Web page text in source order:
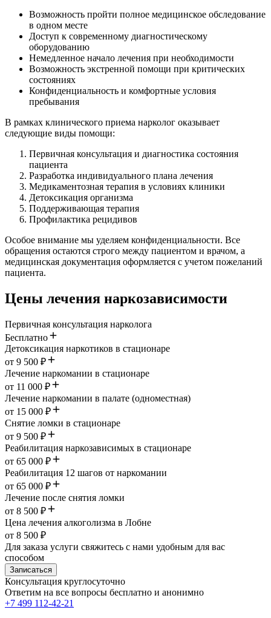
Возможность пройти полное медицинское обследование
в одном месте
Доступ к современному диагностическому
оборудованию
Немедленное начало лечения при необходимости
Возможность экстренной помощи при критических
состояниях
Конфиденциальность и комфортные условия
пребывания
В рамках клинического приема нарколог оказывает
следующие виды помощи:
Первичная консультация и диагностика состояния
пациента
Разработка индивидуального плана лечения
Медикаментозная терапия в условиях клиники
Детоксикация организма
Поддерживающая терапия
Профилактика рецидивов
Особое внимание мы уделяем конфиденциальности. Все
обращения остаются строго между пациентом и врачом, а
медицинская документация оформляется с учетом пожеланий
пациента.
Цены лечения наркозависимости
Первичная консультация нарколога
Бесплатно
Детоксикация наркотиков в стационаре
от 9 500 ₽
Лечение наркомании в стационаре
от 11 000 ₽
Лечение наркомании в палате (одноместная)
от 15 000 ₽
Снятие ломки в стационаре
от 9 500 ₽
Реабилитация наркозависимых в стационаре
от 65 000 ₽
Реабилитация 12 шагов от наркомании
от 65 000 ₽
Лечение после снятия ломки
от 8 500 ₽
Цена лечения алкоголизма в Лобне
от 8 500 ₽
Для заказа услуги свяжитесь с нами удобным для вас
способом
Записаться
Консультация круглосуточно
Ответим на все вопросы бесплатно и анонимно
+7 499 112-42-21